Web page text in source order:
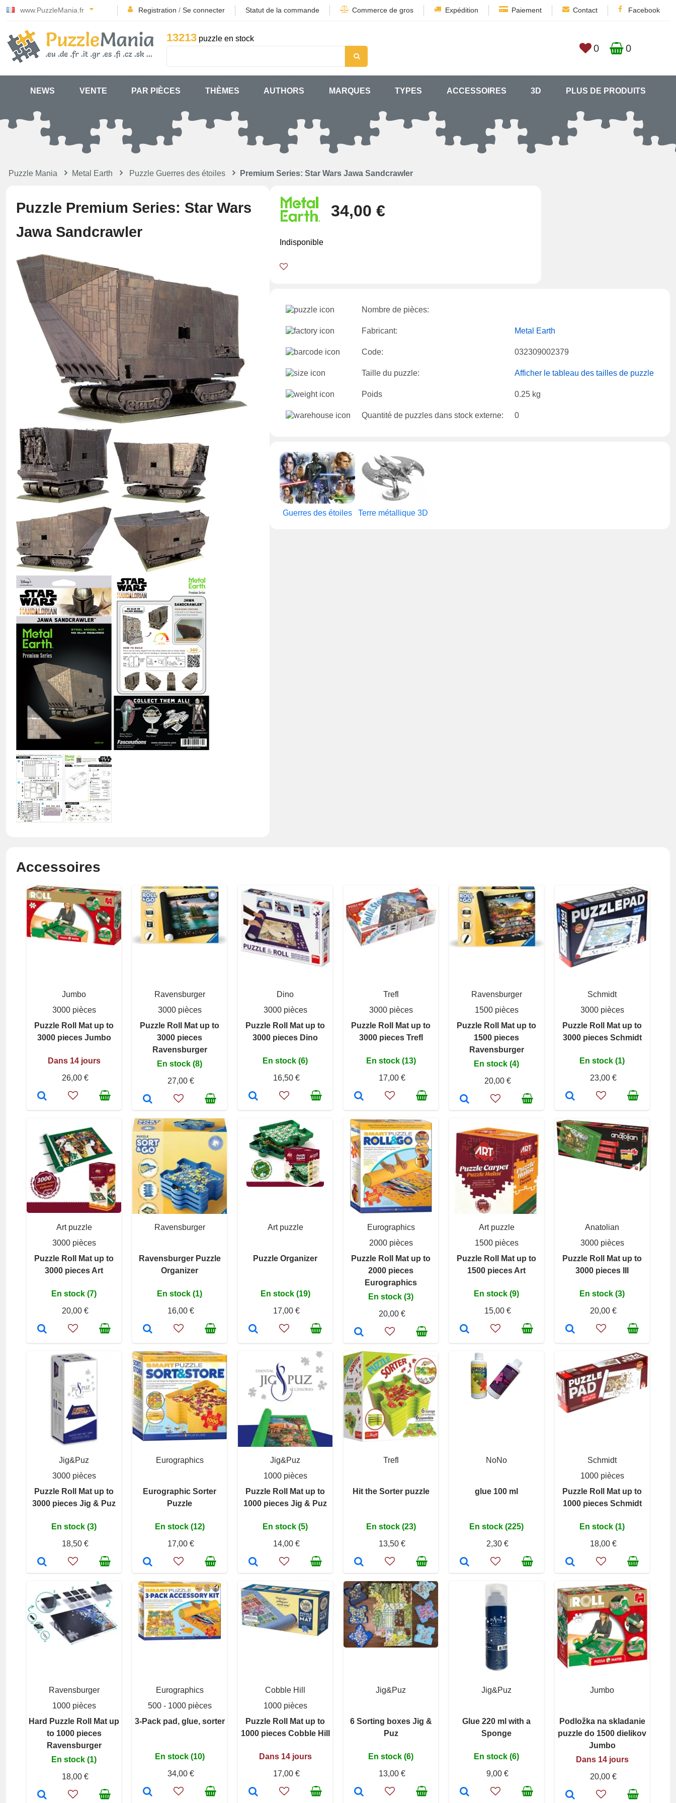
www.PuzzleMania.fr Registration / Se connecter Statut de la commande Commerce de gros Expédition Paiement Contact Facebook
13213 puzzle en stock
0 0
NEWS VENTE PAR PIÈCES THÈMES AUTHORS MARQUES TYPES ACCESSOIRES 3D PLUS DE PRODUITS
Puzzle Mania Metal Earth Puzzle Guerres des étoiles Premium Series: Star Wars Jawa Sandcrawler
Puzzle Premium Series: Star Wars
Jawa Sandcrawler
34,00 €
Indisponible
Nombre de pièces:
Fabricant: Metal Earth
Code: 032309002379
Taille du puzzle: Afficher le tableau des tailles de puzzle
Poids 0.25 kg
Quantité de puzzles dans stock externe: 0
Guerres des étoiles Terre métallique 3D
Accessoires
Jumbo
3000 pièces
Puzzle Roll Mat up to
3000 pieces Jumbo
Dans 14 jours
26,00 €
Ravensburger
3000 pièces
Puzzle Roll Mat up to
3000 pieces
Ravensburger
En stock (8)
27,00 €
Dino
3000 pièces
Puzzle Roll Mat up to
3000 pieces Dino
En stock (6)
16,50 €
Trefl
3000 pièces
Puzzle Roll Mat up to
3000 pieces Trefl
En stock (13)
17,00 €
Ravensburger
1500 pièces
Puzzle Roll Mat up to
1500 pieces
Ravensburger
En stock (4)
20,00 €
Schmidt
3000 pièces
Puzzle Roll Mat up to
3000 pieces Schmidt
En stock (1)
23,00 €
Art puzzle
3000 pièces
Puzzle Roll Mat up to
3000 pieces Art
En stock (7)
20,00 €
Ravensburger
Ravensburger Puzzle
Organizer
En stock (1)
16,00 €
Art puzzle
Puzzle Organizer
En stock (19)
17,00 €
Eurographics
2000 pièces
Puzzle Roll Mat up to
2000 pieces
Eurographics
En stock (3)
20,00 €
Art puzzle
1500 pièces
Puzzle Roll Mat up to
1500 pieces Art
En stock (9)
15,00 €
Anatolian
3000 pièces
Puzzle Roll Mat up to
3000 pieces III
En stock (3)
20,00 €
Jig&Puz
3000 pièces
Puzzle Roll Mat up to
3000 pieces Jig & Puz
En stock (3)
18,50 €
Eurographics
Eurographic Sorter
Puzzle
En stock (12)
17,00 €
Jig&Puz
1000 pièces
Puzzle Roll Mat up to
1000 pieces Jig & Puz
En stock (5)
14,00 €
Trefl
Hit the Sorter puzzle
En stock (23)
13,50 €
NoNo
glue 100 ml
En stock (225)
2,30 €
Schmidt
1000 pièces
Puzzle Roll Mat up to
1000 pieces Schmidt
En stock (1)
18,00 €
Ravensburger
1000 pièces
Hard Puzzle Roll Mat up
to 1000 pieces
Ravensburger
En stock (1)
18,00 €
Eurographics
500 - 1000 pièces
3-Pack pad, glue, sorter
En stock (10)
34,00 €
Cobble Hill
1000 pièces
Puzzle Roll Mat up to
1000 pieces Cobble Hill
Dans 14 jours
17,00 €
Jig&Puz
6 Sorting boxes Jig &
Puz
En stock (6)
13,00 €
Jig&Puz
Glue 220 ml with a
Sponge
En stock (6)
9,00 €
Jumbo
Podložka na skladanie
puzzle do 1500 dielikov
Jumbo
Dans 14 jours
20,00 €